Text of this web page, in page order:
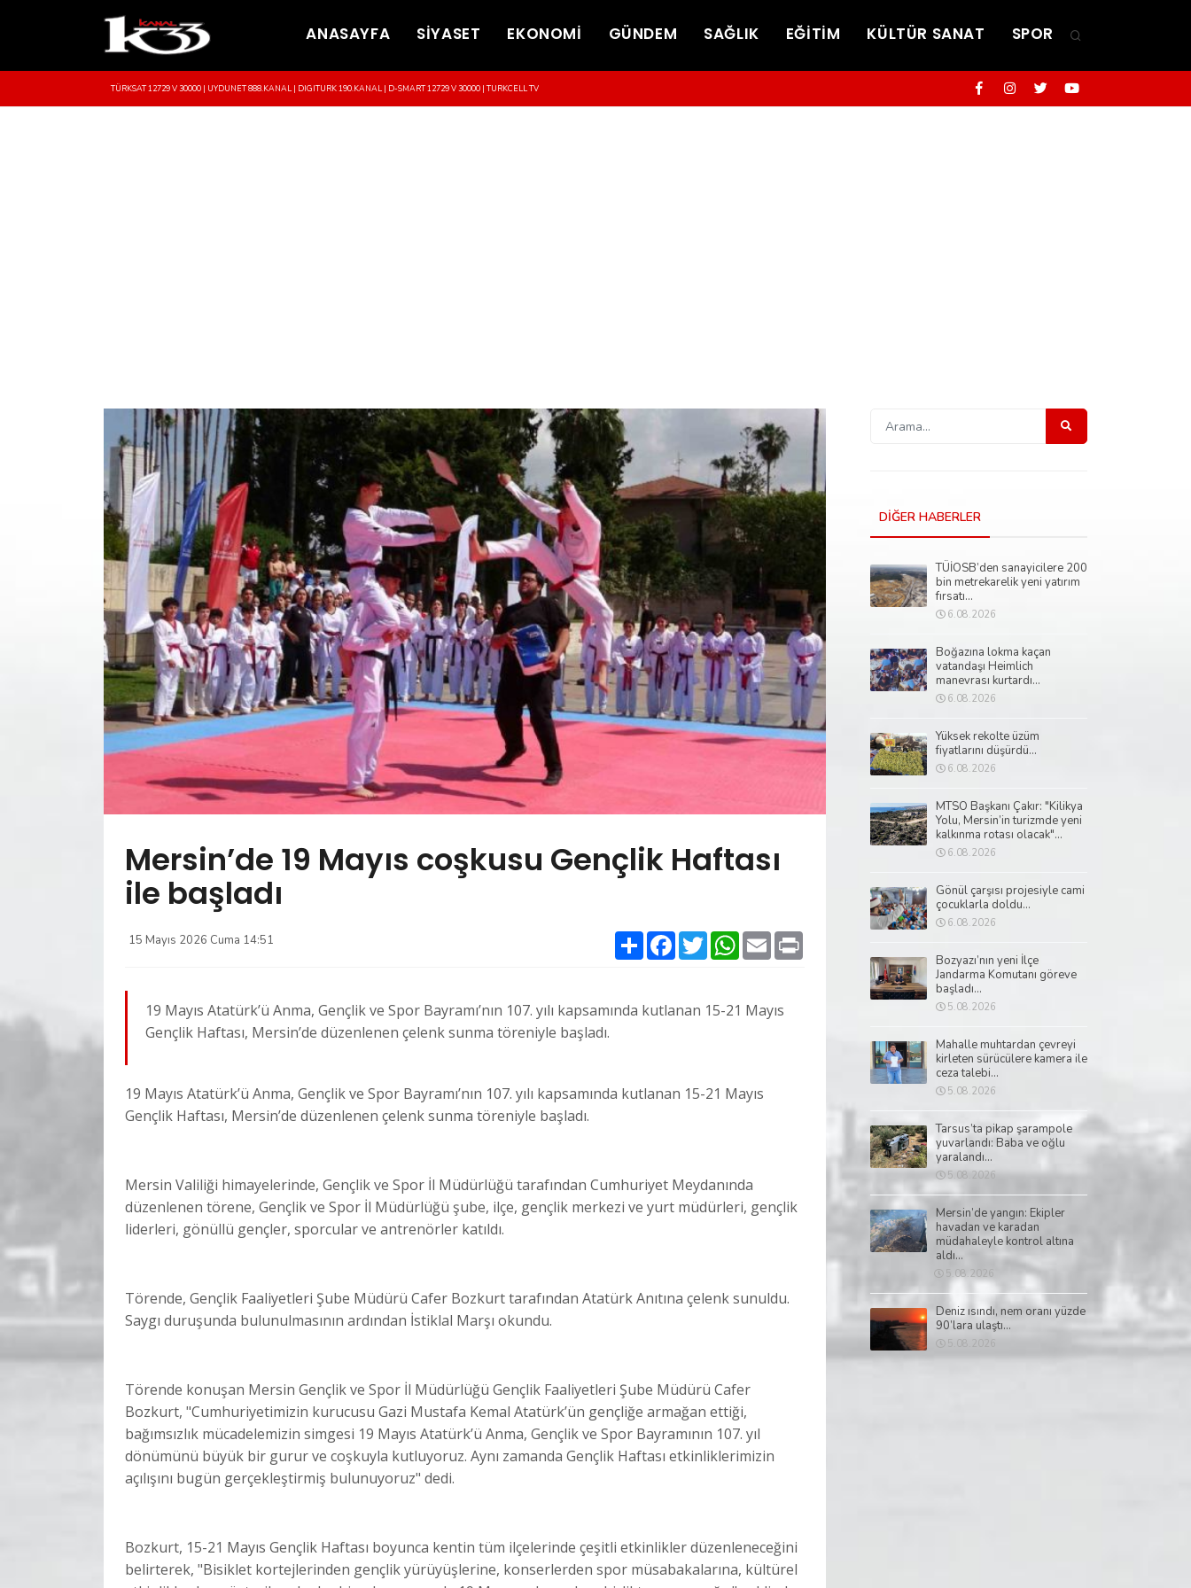
ANASAYFA SİYASET EKONOMİ GÜNDEM SAĞLIK EĞİTİM KÜLTÜR SANAT SPOR
TÜRKSAT 12729 V 30000 | UYDUNET 888.KANAL | DIGITURK 190.KANAL | D-SMART 12729 V 30000 | TURKCELL TV
Mersin’de 19 Mayıs coşkusu Gençlik Haftası
ile başladı
15 Mayıs 2026 Cuma 14:51 PaylaşFacebookTwitterWhatsApp
Email
19 Mayıs Atatürk’ü Anma, Gençlik ve Spor Bayramı’nın 107. yılı kapsamında kutlanan 15-21 Mayıs
Gençlik Haftası, Mersin’de düzenlenen çelenk sunma töreniyle başladı.
19 Mayıs Atatürk’ü Anma, Gençlik ve Spor Bayramı’nın 107. yılı kapsamında kutlanan 15-21 Mayıs
Gençlik Haftası, Mersin’de düzenlenen çelenk sunma töreniyle başladı.
Mersin Valiliği himayelerinde, Gençlik ve Spor İl Müdürlüğü tarafından Cumhuriyet Meydanında
düzenlenen törene, Gençlik ve Spor İl Müdürlüğü şube, ilçe, gençlik merkezi ve yurt müdürleri, gençlik
liderleri, gönüllü gençler, sporcular ve antrenörler katıldı.
Törende, Gençlik Faaliyetleri Şube Müdürü Cafer Bozkurt tarafından Atatürk Anıtına çelenk sunuldu.
Saygı duruşunda bulunulmasının ardından İstiklal Marşı okundu.
Törende konuşan Mersin Gençlik ve Spor İl Müdürlüğü Gençlik Faaliyetleri Şube Müdürü Cafer
Bozkurt, "Cumhuriyetimizin kurucusu Gazi Mustafa Kemal Atatürk’ün gençliğe armağan ettiği,
bağımsızlık mücadelemizin simgesi 19 Mayıs Atatürk’ü Anma, Gençlik ve Spor Bayramının 107. yıl
dönümünü büyük bir gurur ve coşkuyla kutluyoruz. Aynı zamanda Gençlik Haftası etkinliklerimizin
açılışını bugün gerçekleştirmiş bulunuyoruz" dedi.
Bozkurt, 15-21 Mayıs Gençlik Haftası boyunca kentin tüm ilçelerinde çeşitli etkinlikler düzenleneceğini
belirterek, "Bisiklet kortejlerinden gençlik yürüyüşlerine, konserlerden spor müsabakalarına, kültürel
DİĞER HABERLER
TÜİOSB’den sanayicilere 200
bin metrekarelik yeni yatırım
fırsatı...
6.08.2026
Boğazına lokma kaçan
vatandaşı Heimlich
manevrası kurtardı...
6.08.2026
Yüksek rekolte üzüm
fiyatlarını düşürdü...
6.08.2026
MTSO Başkanı Çakır: "Kilikya
Yolu, Mersin’in turizmde yeni
kalkınma rotası olacak"...
6.08.2026
Gönül çarşısı projesiyle cami
çocuklarla doldu...
6.08.2026
Bozyazı’nın yeni İlçe
Jandarma Komutanı göreve
başladı...
5.08.2026
Mahalle muhtardan çevreyi
kirleten sürücülere kamera ile
ceza talebi...
5.08.2026
Tarsus’ta pikap şarampole
yuvarlandı: Baba ve oğlu
yaralandı...
5.08.2026
Mersin’de yangın: Ekipler
havadan ve karadan
müdahaleyle kontrol altına
aldı...
5.08.2026
Deniz ısındı, nem oranı yüzde
90’lara ulaştı...
5.08.2026